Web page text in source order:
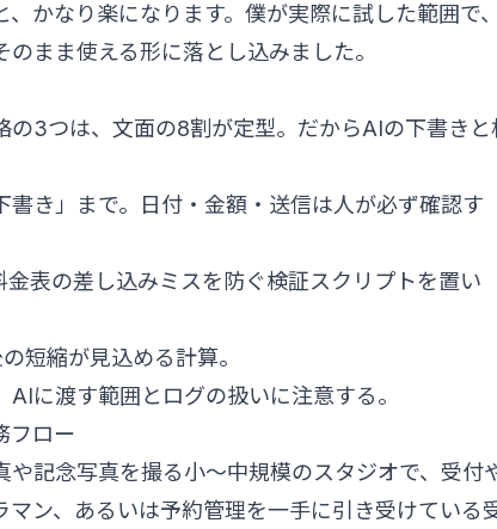
かなり楽になります。僕が実際に試した範囲で
まま使える形に落とし込みました。
の3つは、文面の8割が定型。だからAIの下書きと
き」まで。日付・金額・送信は人が必ず確認す
表の差し込みミスを防ぐ検証スクリプトを置い
短縮が見込める計算。
に渡す範囲とログの扱いに注意する。
フロー
や記念写真を撮る小〜中規模のスタジオで、受付
マン、あるいは予約管理を一手に引き受けている